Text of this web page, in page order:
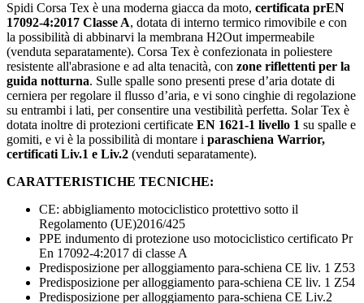
Spidi Corsa Tex è una moderna giacca da moto, certificata prEN
17092-4:2017 Classe A, dotata di interno termico rimovibile e con
la possibilità di abbinarvi la membrana H2Out impermeabile
(venduta separatamente). Corsa Tex è confezionata in poliestere
resistente all'abrasione e ad alta tenacità, con zone riflettenti per la
guida notturna. Sulle spalle sono presenti prese d’aria dotate di
cerniera per regolare il flusso d’aria, e vi sono cinghie di regolazione
su entrambi i lati, per consentire una vestibilità perfetta. Solar Tex è
dotata inoltre di protezioni certificate EN 1621-1 livello 1 su spalle e
gomiti, e vi è la possibilità di montare i paraschiena Warrior,
certificati Liv.1 e Liv.2 (venduti separatamente).
CARATTERISTICHE TECNICHE:
CE: abbigliamento motociclistico protettivo sotto il
Regolamento (UE)2016/425
PPE indumento di protezione uso motociclistico certificato Pr
En 17092-4:2017 di classe A
Predisposizione per alloggiamento para-schiena CE liv. 1 Z53
Predisposizione per alloggiamento para-schiena CE liv. 1 Z54
Predisposizione per alloggiamento para-schiena CE Liv.2